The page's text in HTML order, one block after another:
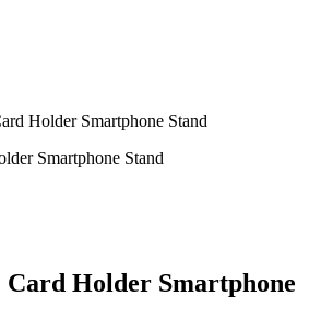
Holder Smartphone Stand
Smartphone Stand
Card Holder Smartphone